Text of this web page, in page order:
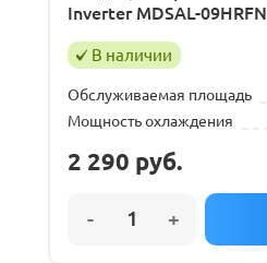
Inverter MDSAL-
В наличии
Обслуживаемая площадь
Мощность охлаждения
2 290 руб.